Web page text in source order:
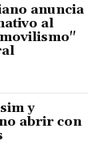
anuncia
al
y
abrir con